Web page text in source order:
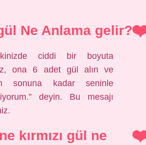
Ne Anlama gelir?
ciddi bir boyuta
ona 6 adet gül alın ve
sonuna kadar seninle
deyin. Bu mesajı
kırmızı gül ne